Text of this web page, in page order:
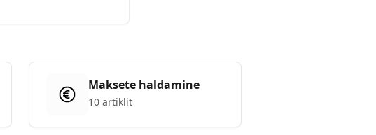
Maksete haldamine
10 artiklit